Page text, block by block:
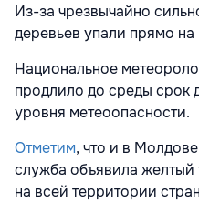
Из-за чрезвычайно
деревьев упали прямо
Национальное
продлило до среды срок
уровня метеоопасности.
Отметим, что и в
служба объявила желтый
на всей территории